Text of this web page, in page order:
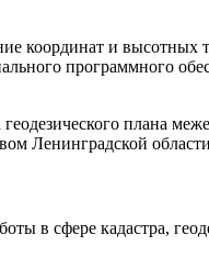
координат и высотных
программного
плана
Ленинградской
в сфере кадастра,